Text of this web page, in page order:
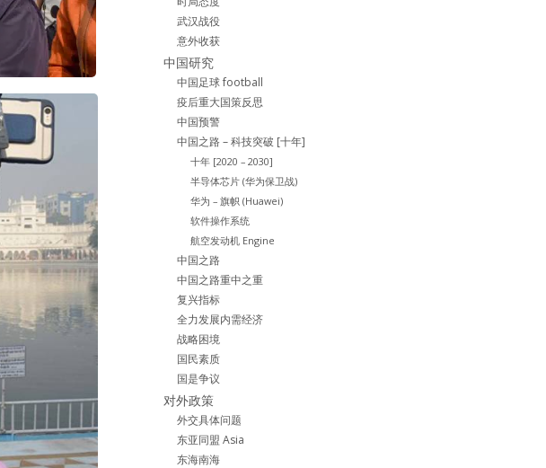
武汉战役
意外收获
中国研究
中国足球 football
疫后重大国策反思
中国预警
中国之路 – 科技突破 [十年]
十年 [2020 – 2030]
半导体芯片 (华为保卫战)
华为 – 旗帜 (Huawei)
软件操作系统
航空发动机 Engine
中国之路
中国之路重中之重
复兴指标
全力发展内需经济
战略困境
国民素质
国是争议
对外政策
外交具体问题
东亚同盟 Asia
东海南海